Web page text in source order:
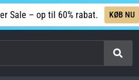
Sale – op til 60% rabat. KØB NU